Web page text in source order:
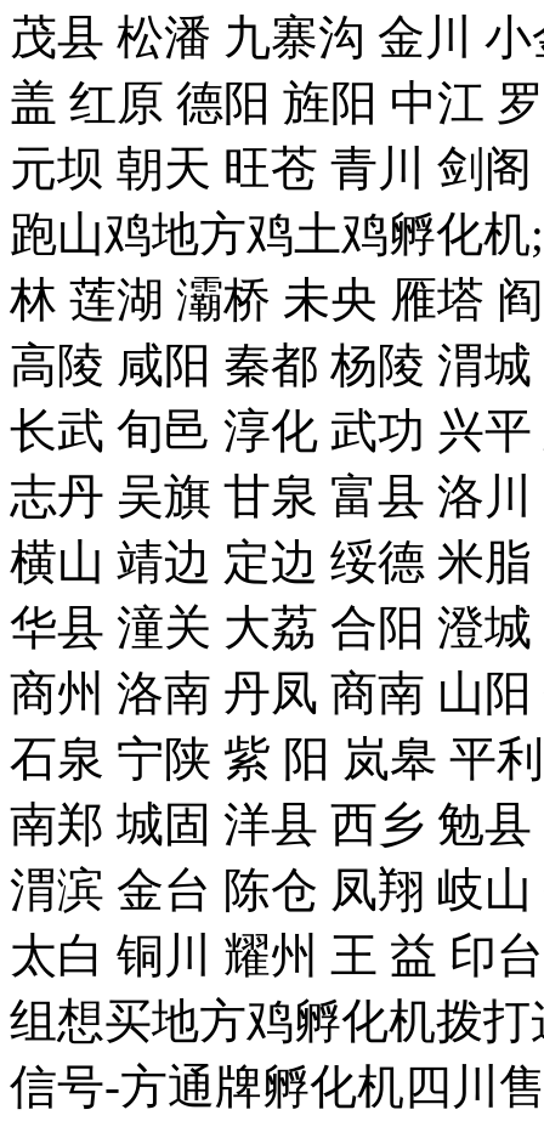
茂县 松潘 九寨沟 金川
盖 红原 德阳 旌阳 中江
元坝 朝天 旺苍 青川 剑
跑山鸡地方鸡土鸡孵化机
林 莲湖 灞桥 未央 雁塔
高陵 咸阳 秦都 杨陵 渭
长武 旬邑 淳化 武功 兴
志丹 吴旗 甘泉 富县 洛
横山 靖边 定边 绥德 米
华县 潼关 大荔 合阳 澄
商州 洛南 丹凤 商南 山
石泉 宁陕 紫 阳 岚皋 平
南郑 城固 洋县 西乡 勉
渭滨 金台 陈仓 凤翔 岐
太白 铜川 耀州 王 益 印
组想买地方鸡孵化机拨打
信号-方通牌孵化机四川